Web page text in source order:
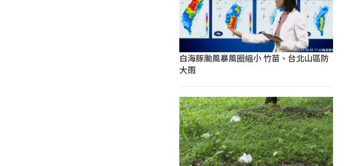
白海豚颱風暴風圈縮小 竹苗、台北山區防
大雨